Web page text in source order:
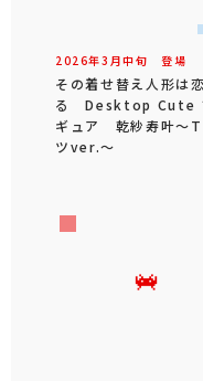
2026年3 月中旬 登場
その着せ替え人形は
る Desktop Cute
ギュア 乾紗寿叶～T
ツver.～